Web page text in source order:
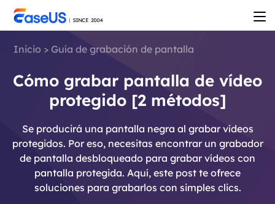
Inicio > Guía de grabación de pantalla
Cómo grabar pantalla de vídeo
protegido [2 métodos]
Se producirá una pantalla negra al grabar vídeos
protegidos. Por eso, necesitas encontrar un grabador
de pantalla desbloqueado para grabar vídeos con
pantalla protegida. Aquí, este post te ofrece
soluciones para grabarlos con simples clics.
